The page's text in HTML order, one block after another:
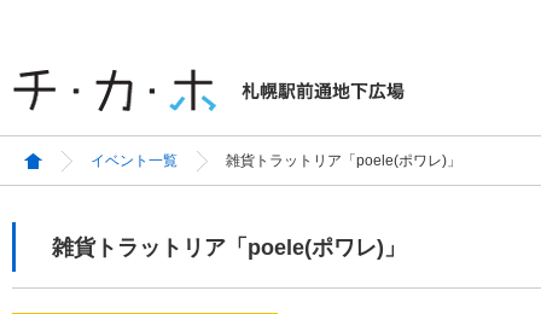
イベント一覧 雑貨トラットリア「poele(ポワレ)」
雑貨トラットリア「poele(ポワレ)」